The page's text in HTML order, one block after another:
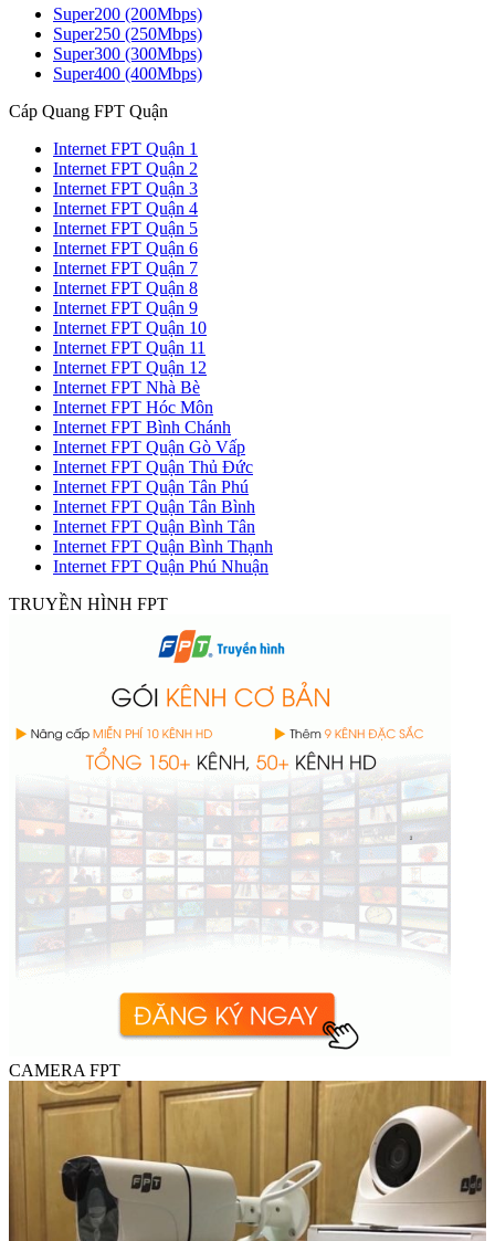
Super200 (200Mbps)
Super250 (250Mbps)
Super300 (300Mbps)
Super400 (400Mbps)
Cáp Quang FPT Quận
Internet FPT Quận 1
Internet FPT Quận 2
Internet FPT Quận 3
Internet FPT Quận 4
Internet FPT Quận 5
Internet FPT Quận 6
Internet FPT Quận 7
Internet FPT Quận 8
Internet FPT Quận 9
Internet FPT Quận 10
Internet FPT Quận 11
Internet FPT Quận 12
Internet FPT Nhà Bè
Internet FPT Hóc Môn
Internet FPT Bình Chánh
Internet FPT Quận Gò Vấp
Internet FPT Quận Thủ Đức
Internet FPT Quận Tân Phú
Internet FPT Quận Tân Bình
Internet FPT Quận Bình Tân
Internet FPT Quận Bình Thạnh
Internet FPT Quận Phú Nhuận
TRUYỀN HÌNH FPT
CAMERA FPT